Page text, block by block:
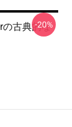
古典的な
-20%